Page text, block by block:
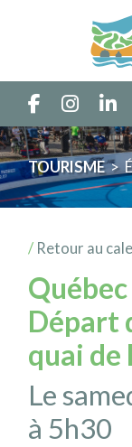
TOURISME>
/ Retour au
Départ
quai
Le
à 5h30